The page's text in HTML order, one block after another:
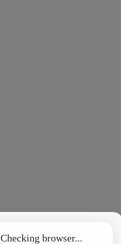
Checking browser...